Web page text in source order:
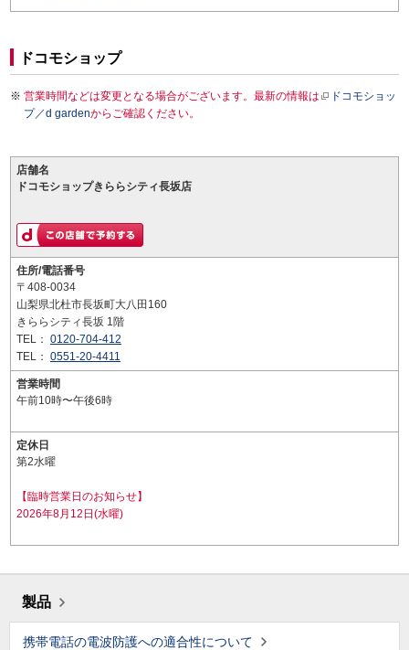
ドコモショップ
営業時間などは変更となる場合がございます。最新の情報は
ドコモショッ
プ／d gardenからご確認ください。
店舗名
ドコモショップきららシティ長坂店
住所/電話番号
〒408-0034
山梨県北杜市長坂町大八田160
きららシティ長坂 1階
TEL： 0120-704-412
TEL： 0551-20-4411
営業時間
午前10時〜午後6時
定休日
第2水曜
【臨時営業日のお知らせ】
2026年8月12日(水曜)
製品
携帯電話の電波防護への適合性について